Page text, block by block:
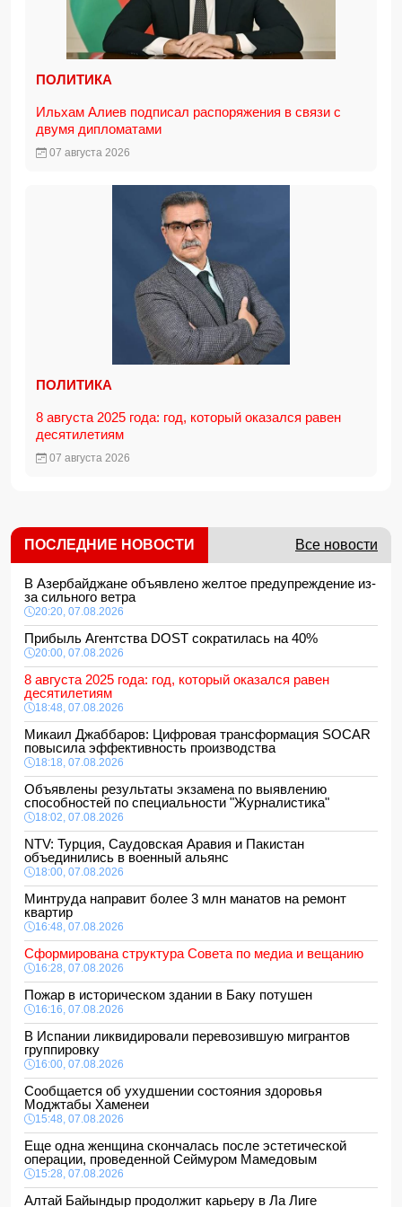
ПОЛИТИКА
Ильхам Алиев подписал распоряжения в связи с
двумя дипломатами
07 августа 2026
ПОЛИТИКА
8 августа 2025 года: год, который оказался равен
десятилетиям
07 августа 2026
ПОСЛЕДНИЕ НОВОСТИ Все новости
В Азербайджане объявлено желтое предупреждение из-
за сильного ветра
20:20, 07.08.2026
Прибыль Агентства DOST сократилась на 40%
20:00, 07.08.2026
8 августа 2025 года: год, который оказался равен
десятилетиям
18:48, 07.08.2026
Микаил Джаббаров: Цифровая трансформация SOCAR
повысила эффективность производства
18:18, 07.08.2026
Объявлены результаты экзамена по выявлению
способностей по специальности "Журналистика"
18:02, 07.08.2026
NTV: Турция, Саудовская Аравия и Пакистан
объединились в военный альянс
18:00, 07.08.2026
Минтруда направит более 3 млн манатов на ремонт
квартир
16:48, 07.08.2026
Сформирована структура Совета по медиа и вещанию
16:28, 07.08.2026
Пожар в историческом здании в Баку потушен
16:16, 07.08.2026
В Испании ликвидировали перевозившую мигрантов
группировку
16:00, 07.08.2026
Сообщается об ухудшении состояния здоровья
Моджтабы Хаменеи
15:48, 07.08.2026
Еще одна женщина скончалась после эстетической
операции, проведенной Сеймуром Мамедовым
15:28, 07.08.2026
Алтай Байындыр продолжит карьеру в Ла Лиге